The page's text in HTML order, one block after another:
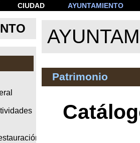
CIUDAD AYUNTAMIENTO
Patrimonio